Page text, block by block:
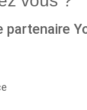
partenaire